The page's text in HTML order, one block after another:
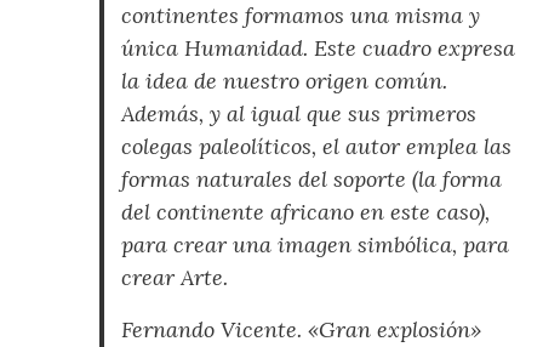
continentes formamos una misma y
única Humanidad. Este cuadro expresa
la idea de nuestro origen común.
Además, y al igual que sus primeros
colegas paleolíticos, el autor emplea las
formas naturales del soporte (la forma
del continente africano en este caso),
para crear una imagen simbólica, para
crear Arte.
Fernando Vicente. «Gran explosión»